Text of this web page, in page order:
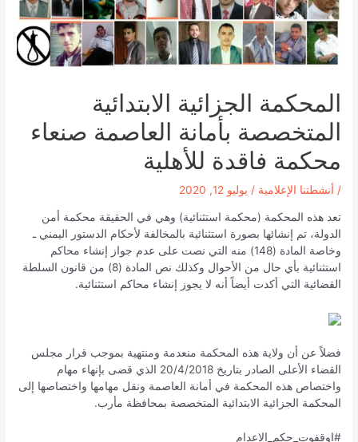
المحكمة الجزائية الابتدائية
المتخصصة بأمانة العاصمة صنعاء
محكمة فاقدة للأهلية
/ أنشطتنا الإعلامية / يوليو 12, 2020
تعد هذه المحكمة (محكمة استثنائية) وهي في الحقيقة محكمة أمن
الدولة، تم إنشائها بصورة استثنائية بالمخالفة لأحكام الدستور اليمني ـ
وخاصة المادة (148) منه التي نصت على عدم جواز إنشاء محاكم
استثنائية بأي حال من الأحوال وكذلك نص المادة (8) من قانون السلطة
القضائية التي أكدت أيضاً أنه لا يجوز إنشاء محاكم استثنائية.
فضلاً عن أن ولاية هذه المحكمة منعدمة ومنتهية بموجب قرار مجلس
القضاء الأعلى الصادر بتاريخ 20/4/2018 الذي قضى بإنهاء مهام
واختصاص هذه المحكمة في أمانة العاصمة ونقل مهامها واختصاصها إلى
المحكمة الجزائية الابتدائية المتخصصة بمحافظة مأرب.
#اوقفوت_حكم_الإعدام